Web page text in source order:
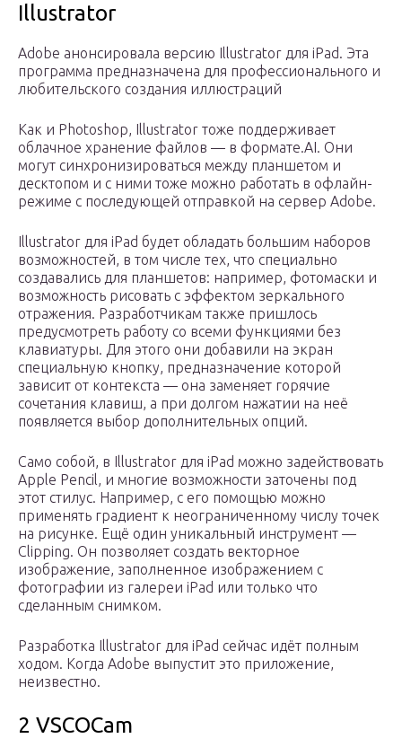
Illustrator
Adobe анонсировала версию Illustrator для iPad. Эта
программа предназначена для профессионального и
любительского создания иллюстраций
Как и Photoshop, Illustrator тоже поддерживает
облачное хранение файлов — в формате.AI. Они
могут синхронизироваться между планшетом и
десктопом и с ними тоже можно работать в офлайн-
режиме с последующей отправкой на сервер Adobe.
Illustrator для iPad будет обладать большим наборов
возможностей, в том числе тех, что специально
создавались для планшетов: например, фотомаски и
возможность рисовать с эффектом зеркального
отражения. Разработчикам также пришлось
предусмотреть работу со всеми функциями без
клавиатуры. Для этого они добавили на экран
специальную кнопку, предназначение которой
зависит от контекста — она заменяет горячие
сочетания клавиш, а при долгом нажатии на неё
появляется выбор дополнительных опций.
Само собой, в Illustrator для iPad можно задействовать
Apple Pencil, и многие возможности заточены под
этот стилус. Например, с его помощью можно
применять градиент к неограниченному числу точек
на рисунке. Ещё один уникальный инструмент —
Clipping. Он позволяет создать векторное
изображение, заполненное изображением с
фотографии из галереи iPad или только что
сделанным снимком.
Разработка Illustrator для iPad сейчас идёт полным
ходом. Когда Adobe выпустит это приложение,
неизвестно.
2 VSCOCam